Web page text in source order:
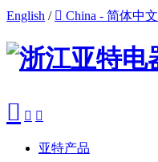
English /  China - 简体中文
  
亚特产品